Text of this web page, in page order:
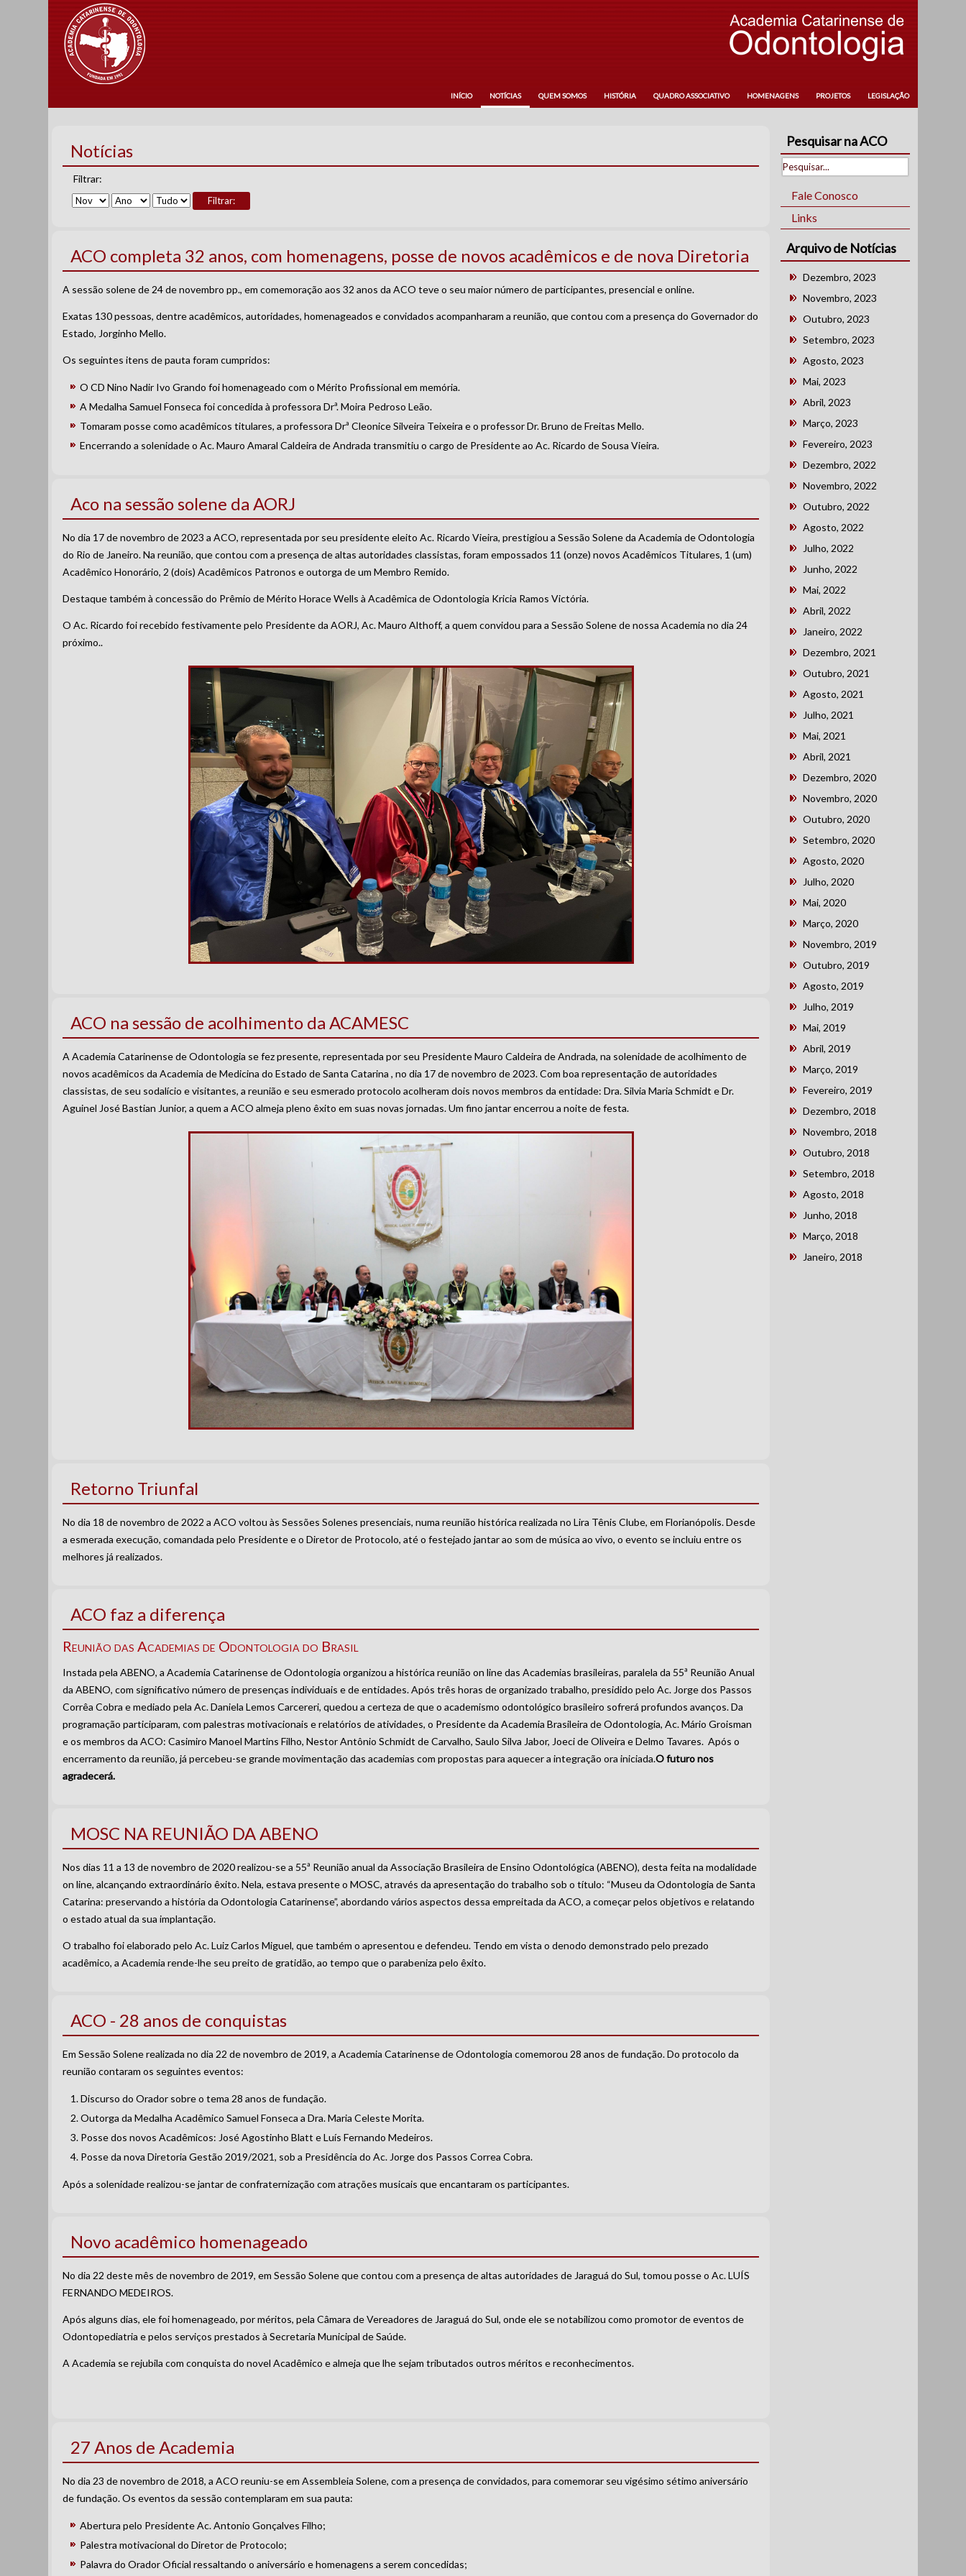
INÍCIO NOTÍCIAS QUEM SOMOS HISTÓRIA QUADRO ASSOCIATIVO HOMENAGENS PROJETOS LEGISLAÇÃO
Notícias
Filtrar:
Filtrar:
ACO completa 32 anos, com homenagens, posse de novos acadêmicos e de nova Diretoria
A sessão solene de 24 de novembro pp., em comemoração aos 32 anos da ACO teve o seu maior número de participantes, presencial e online.
Exatas 130 pessoas, dentre acadêmicos, autoridades, homenageados e convidados acompanharam a reunião, que contou com a presença do Governador do
Estado, Jorginho Mello.
Os seguintes itens de pauta foram cumpridos:
O CD Nino Nadir Ivo Grando foi homenageado com o Mérito Profissional em memória.
A Medalha Samuel Fonseca foi concedida à professora Drª. Moira Pedroso Leão.
Tomaram posse como acadêmicos titulares, a professora Drª Cleonice Silveira Teixeira e o professor Dr. Bruno de Freitas Mello.
Encerrando a solenidade o Ac. Mauro Amaral Caldeira de Andrada transmitiu o cargo de Presidente ao Ac. Ricardo de Sousa Vieira.
Aco na sessão solene da AORJ
No dia 17 de novembro de 2023 a ACO, representada por seu presidente eleito Ac. Ricardo Vieira, prestigiou a Sessão Solene da Academia de Odontologia
do Rio de Janeiro. Na reunião, que contou com a presença de altas autoridades classistas, foram empossados 11 (onze) novos Acadêmicos Titulares, 1 (um)
Acadêmico Honorário, 2 (dois) Acadêmicos Patronos e outorga de um Membro Remido.
Destaque também à concessão do Prêmio de Mérito Horace Wells à Acadêmica de Odontologia Kricia Ramos Victória.
O Ac. Ricardo foi recebido festivamente pelo Presidente da AORJ, Ac. Mauro Althoff, a quem convidou para a Sessão Solene de nossa Academia no dia 24
próximo..
ACO na sessão de acolhimento da ACAMESC
A Academia Catarinense de Odontologia se fez presente, representada por seu Presidente Mauro Caldeira de Andrada, na solenidade de acolhimento de
novos acadêmicos da Academia de Medicina do Estado de Santa Catarina , no dia 17 de novembro de 2023. Com boa representação de autoridades
classistas, de seu sodalício e visitantes, a reunião e seu esmerado protocolo acolheram dois novos membros da entidade: Dra. Silvia Maria Schmidt e Dr.
Aguinel José Bastian Junior, a quem a ACO almeja pleno êxito em suas novas jornadas. Um fino jantar encerrou a noite de festa.
Retorno Triunfal
No dia 18 de novembro de 2022 a ACO voltou às Sessões Solenes presenciais, numa reunião histórica realizada no Lira Tênis Clube, em Florianópolis. Desde
a esmerada execução, comandada pelo Presidente e o Diretor de Protocolo, até o festejado jantar ao som de música ao vivo, o evento se incluiu entre os
melhores já realizados.
ACO faz a diferença
Reunião das Academias de Odontologia do Brasil
Instada pela ABENO, a Academia Catarinense de Odontologia organizou a histórica reunião on line das Academias brasileiras, paralela da 55ª Reunião Anual
da ABENO, com significativo número de presenças individuais e de entidades. Após três horas de organizado trabalho, presidido pelo Ac. Jorge dos Passos
Corrêa Cobra e mediado pela Ac. Daniela Lemos Carcereri, quedou a certeza de que o academismo odontológico brasileiro sofrerá profundos avanços. Da
programação participaram, com palestras motivacionais e relatórios de atividades, o Presidente da Academia Brasileira de Odontologia, Ac. Mário Groisman
e os membros da ACO: Casimiro Manoel Martins Filho, Nestor Antônio Schmidt de Carvalho, Saulo Silva Jabor, Joeci de Oliveira e Delmo Tavares. Após o
encerramento da reunião, já percebeu-se grande movimentação das academias com propostas para aquecer a integração ora iniciada.O futuro nos
agradecerá.
MOSC NA REUNIÃO DA ABENO
Nos dias 11 a 13 de novembro de 2020 realizou-se a 55ª Reunião anual da Associação Brasileira de Ensino Odontológica (ABENO), desta feita na modalidade
on line, alcançando extraordinário êxito. Nela, estava presente o MOSC, através da apresentação do trabalho sob o título: “Museu da Odontologia de Santa
Catarina: preservando a história da Odontologia Catarinense”, abordando vários aspectos dessa empreitada da ACO, a começar pelos objetivos e relatando
o estado atual da sua implantação.
O trabalho foi elaborado pelo Ac. Luiz Carlos Miguel, que também o apresentou e defendeu. Tendo em vista o denodo demonstrado pelo prezado
acadêmico, a Academia rende-lhe seu preito de gratidão, ao tempo que o parabeniza pelo êxito.
ACO - 28 anos de conquistas
Em Sessão Solene realizada no dia 22 de novembro de 2019, a Academia Catarinense de Odontologia comemorou 28 anos de fundação. Do protocolo da
reunião contaram os seguintes eventos:
Discurso do Orador sobre o tema 28 anos de fundação.
Outorga da Medalha Acadêmico Samuel Fonseca a Dra. Maria Celeste Morita.
Posse dos novos Acadêmicos: José Agostinho Blatt e Luís Fernando Medeiros.
Posse da nova Diretoria Gestão 2019/2021, sob a Presidência do Ac. Jorge dos Passos Correa Cobra.
Após a solenidade realizou-se jantar de confraternização com atrações musicais que encantaram os participantes.
Novo acadêmico homenageado
No dia 22 deste mês de novembro de 2019, em Sessão Solene que contou com a presença de altas autoridades de Jaraguá do Sul, tomou posse o Ac. LUÍS
FERNANDO MEDEIROS.
Após alguns dias, ele foi homenageado, por méritos, pela Câmara de Vereadores de Jaraguá do Sul, onde ele se notabilizou como promotor de eventos de
Odontopediatria e pelos serviços prestados à Secretaria Municipal de Saúde.
A Academia se rejubila com conquista do novel Acadêmico e almeja que lhe sejam tributados outros méritos e reconhecimentos.
27 Anos de Academia
No dia 23 de novembro de 2018, a ACO reuniu-se em Assembleia Solene, com a presença de convidados, para comemorar seu vigésimo sétimo aniversário
de fundação. Os eventos da sessão contemplaram em sua pauta:
Abertura pelo Presidente Ac. Antonio Gonçalves Filho;
Palestra motivacional do Diretor de Protocolo;
Palavra do Orador Oficial ressaltando o aniversário e homenagens a serem concedidas;
Pesquisar na ACO
Fale Conosco
Links
Arquivo de Notícias
Dezembro, 2023
Novembro, 2023
Outubro, 2023
Setembro, 2023
Agosto, 2023
Mai, 2023
Abril, 2023
Março, 2023
Fevereiro, 2023
Dezembro, 2022
Novembro, 2022
Outubro, 2022
Agosto, 2022
Julho, 2022
Junho, 2022
Mai, 2022
Abril, 2022
Janeiro, 2022
Dezembro, 2021
Outubro, 2021
Agosto, 2021
Julho, 2021
Mai, 2021
Abril, 2021
Dezembro, 2020
Novembro, 2020
Outubro, 2020
Setembro, 2020
Agosto, 2020
Julho, 2020
Mai, 2020
Março, 2020
Novembro, 2019
Outubro, 2019
Agosto, 2019
Julho, 2019
Mai, 2019
Abril, 2019
Março, 2019
Fevereiro, 2019
Dezembro, 2018
Novembro, 2018
Outubro, 2018
Setembro, 2018
Agosto, 2018
Junho, 2018
Março, 2018
Janeiro, 2018